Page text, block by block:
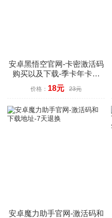
安卓黑悟空官网-卡密激活码
购买以及下载-季卡年卡授
权-7天退换
价格： 18元 23元
安卓魔力助手官网-激活码和